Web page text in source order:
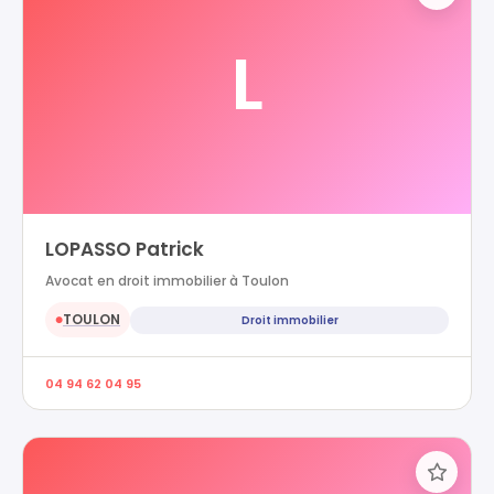
L
LOPASSO Patrick
Avocat en droit immobilier à Toulon
●TOULON Droit immobilier
04 94 62 04 95